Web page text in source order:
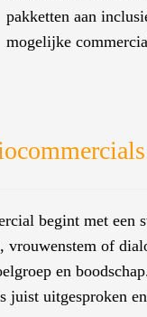
pakketten aan
mogelijke
begint met een
vrouwenstem of
en
juist uitgesproken